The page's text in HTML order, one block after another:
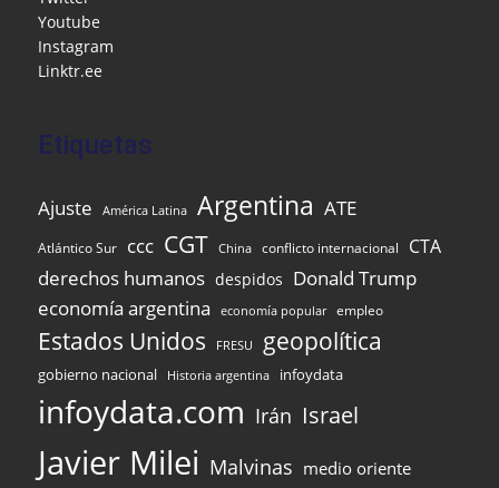
o
k
Youtube
Instagram
Linktr.ee
Etiquetas
Ajuste América Latina Argentina ATE
Atlántico Sur ccc CGT China conflicto internacional CTA
derechos humanos despidos Donald Trump
economía argentina
economía popular empleo
Estados Unidos FRESU geopolítica
gobierno nacional Historia argentina infoydata
infoydata.com Irán Israel
Javier Milei Malvinas medio oriente